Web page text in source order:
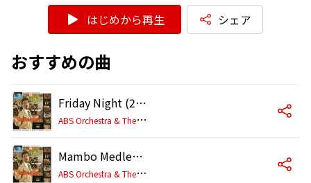
はじめから再生 シェア
おすすめの曲
Friday Night (2005 Remaster)
A
BS Orchestra & The Mike Sammes Singers
Mambo Medley: Just Dance / Mood Mambo (2005 Remaster)
A
BS Orchestra & The Mike Sammes Singers